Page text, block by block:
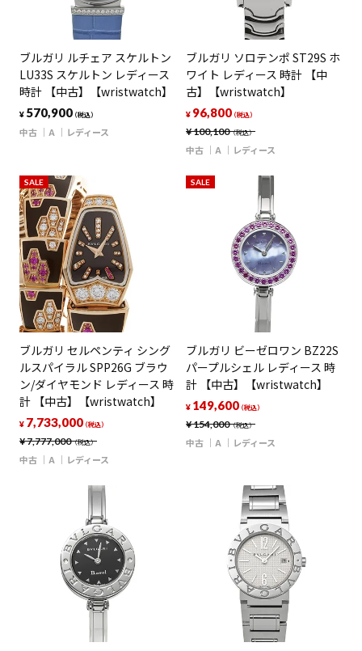
ブルガリ ルチェア スケルトン
LU33S スケルトン レディース
時計 【中古】【wristwatch】
¥ 570,900（税込）
中古 A レディース
ブルガリ ソロテンポ ST29S ホ
ワイト レディース 時計 【中
古】【wristwatch】
¥100,100（税込）
¥ 96,800（税込）
中古 A レディース
SALE
ブルガリ セルペンティ シング
ルスパイラル SPP26G ブラウ
ン/ダイヤモンド レディース 時
計 【中古】【wristwatch】
¥7,777,000（税込）
¥ 7,733,000（税込）
中古 A レディース
SALE
ブルガリ ビーゼロワン BZ22S
パープルシェル レディース 時
計 【中古】【wristwatch】
¥154,000（税込）
¥ 149,600（税込）
中古 A レディース